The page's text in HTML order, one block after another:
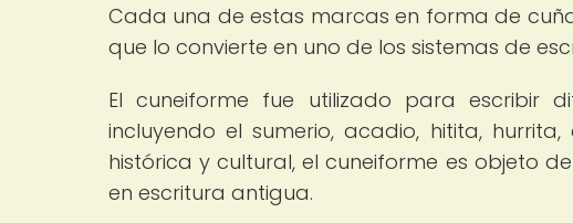
Cada una de estas marcas en forma de
que lo convierte en uno de los sistemas de
El cuneiforme fue utilizado para escribir
incluyendo el sumerio, acadio, hitita,
histórica y cultural, el cuneiforme es objeto
en escritura antigua.